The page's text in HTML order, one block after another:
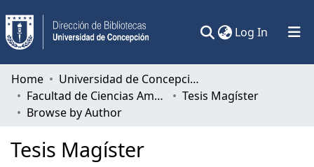
Log In (current)
Communities & Collections
All of DSpace
Home
Universidad de Concepción
Facultad de Ciencias Ambientales
Tesis Magíster
Browse by Author
Tesis Magíster